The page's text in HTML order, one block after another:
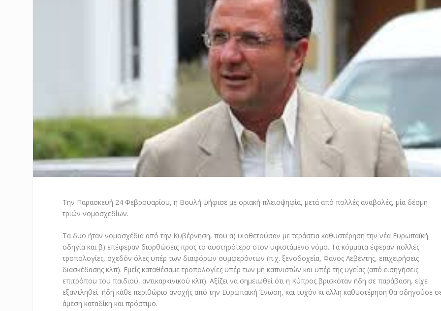
Την Παρασκευή 24 Φεβρουαρίου, η Βουλή ψήφισε με οριακή πλειοψηφία, μετά από πολλές αναβολές, μία δέσμη
τριών νομοσχεδίων.
Τα δυο ήταν νομοσχέδια από την Κυβέρνηση, που α) υιοθετούσαν με τεράστια καθυστέρηση την νέα Ευρωπαϊκή
οδηγία και β) επέφεραν διορθώσεις προς το αυστηρότερο στον υφιστάμενο νόμο. Τα κόμματα έφεραν πολλές
τροπολογίες, σχεδόν όλες υπέρ των διαφόρων συμφερόντων (π.χ. ξενοδοχεία, Φάνος Λεβέντης, επιχειρήσεις
διασκέδασης κλπ). Εμείς καταθέσαμε τροπολογίες υπέρ των μη καπνιστών και υπέρ της υγείας (από εισηγήσεις
επιτρόπου του παιδιού, αντικαρκινικού κλπ). Αξίζει να σημειωθεί ότι η Κύπρος βρισκόταν ήδη σε παράβαση, είχε
εξαντληθεί ήδη κάθε περιθώριο ανοχής από την Ευρωπαϊκή Ένωση, και τυχόν κι άλλη καθυστέρηση θα οδηγούσε
άμεση καταδίκη και πρόστιμο.